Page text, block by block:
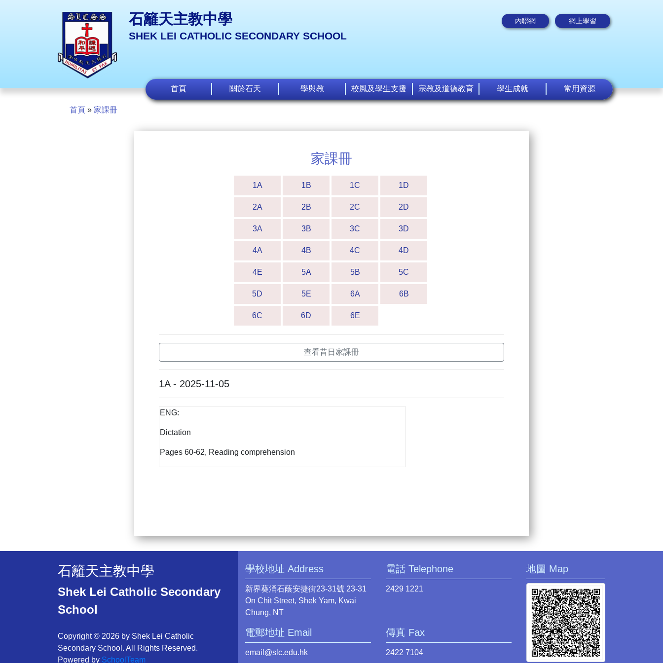
石籬天主教中學
SHEK LEI CATHOLIC SECONDARY SCHOOL
內聯網 網上學習
首頁 關於石天 學與教 校風及學生支援 宗教及道德教育 學生成就 常用資源
首頁 » 家課冊
家課冊
1A 1B 1C 1D
2A 2B 2C 2D
3A 3B 3C 3D
4A 4B 4C 4D
4E 5A 5B 5C
5D 5E 6A 6B
6C 6D 6E
查看昔日家課冊
1A - 2025-11-05
ENG:
Dictation
Pages 60-62, Reading comprehension
石籬天主教中學
Shek Lei Catholic Secondary
School
Copyright © 2026 by Shek Lei Catholic
Secondary School. All Rights Reserved.
Powered by SchoolTeam
學校地址 Address
新界葵涌石蔭安捷街23-31號 23-31
On Chit Street, Shek Yam, Kwai
Chung, NT
電話 Telephone
2429 1221
電郵地址 Email
email@slc.edu.hk
傳真 Fax
2422 7104
地圖 Map